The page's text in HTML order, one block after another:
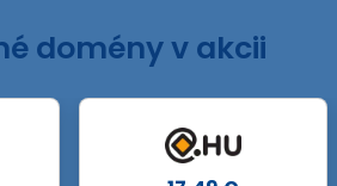
domény v akcii